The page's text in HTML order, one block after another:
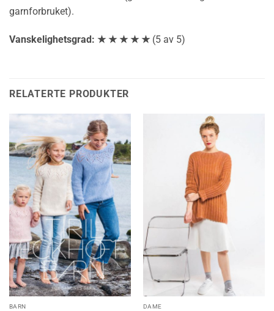
garnforbruket).
Vanskelighetsgrad: ★ ★ ★ ★ ★(5 av 5)
RELATERTE PRODUKTER
BARN DAME